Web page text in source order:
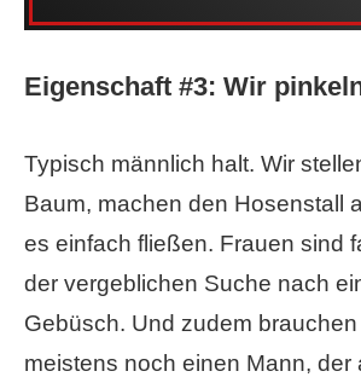
Eigenschaft #3: Wir
Typisch männlich halt. Wir
Baum, machen den Hosenstall
es einfach fließen. Frauen sind
der vergeblichen Suche nach
Gebüsch. Und zudem
meistens noch einen Mann, der